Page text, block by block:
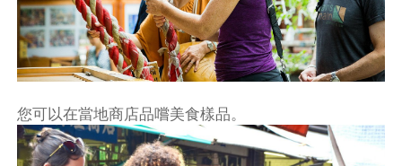
您可以在當地商店品嚐美食樣品。